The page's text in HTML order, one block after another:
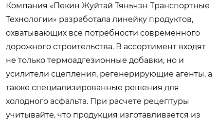
Компания «Пекин Жуйтай Тяньчэн Транспортные
Технологии» разработала линейку продуктов,
охватывающих все потребности современного
дорожного строительства. В ассортимент входят
не только термоадгезионные добавки, но и
усилители сцепления, регенерирующие агенты, а
также специализированные решения для
холодного асфальта. При расчете рецептуры
учитывайте, что продукция изготавливается из